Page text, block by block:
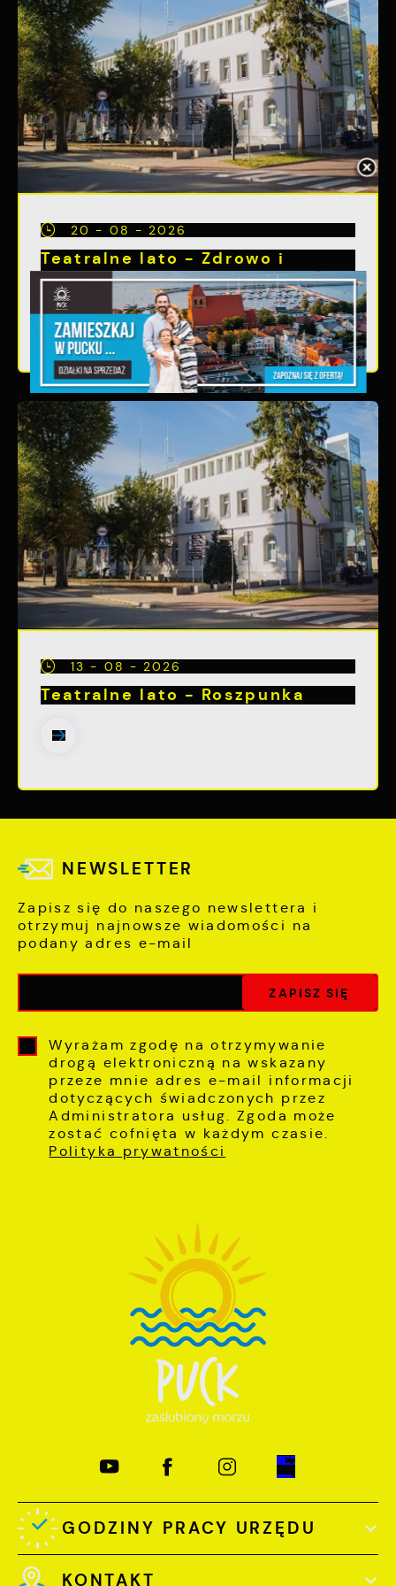
20 - 08 - 2026
Teatralne lato - Zdrowo i
kolorowo
13 - 08 - 2026
Teatralne lato - Roszpunka
NEWSLETTER
Zapisz się do naszego newslettera i
otrzymuj najnowsze wiadomości na
podany adres e-mail
Wyrażam zgodę na otrzymywanie
drogą elektroniczną na wskazany
przeze mnie adres e-mail informacji
dotyczących świadczonych przez
Administratora usług. Zgoda może
zostać cofnięta w każdym czasie.
Polityka prywatności
GODZINY PRACY URZĘDU
KONTAKT